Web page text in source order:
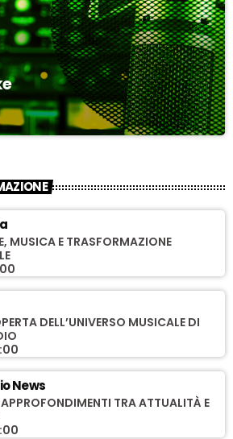
MUSICA E TRASFORMAZIONE
DELL’UNIVERSO MUSICALE DI
News
APPROFONDIMENTI TRA ATTUALITÀ E